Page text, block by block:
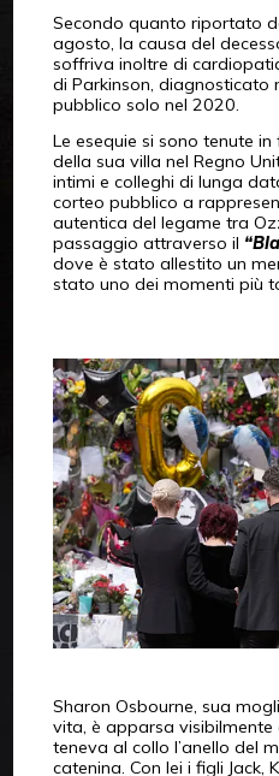
Secondo quanto riportato
agosto, la causa del
soffriva inoltre di
di Parkinson, diagnosticato
pubblico solo nel 2020.
Le esequie si sono tenute
della sua villa nel Regno
intimi e colleghi di lunga
corteo pubblico a
autentica del legame tra
passaggio attraverso il
dove è stato allestito un
stato uno dei momenti più
Sharon Osbourne, sua
vita, è apparsa
teneva al collo l’anello del
catenina. Con lei i figli Jack,